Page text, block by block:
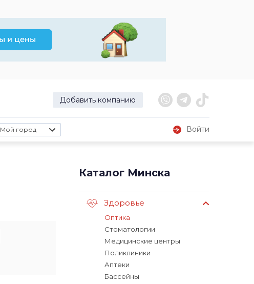
Добавить компанию
Мой город
Войти
Каталог Минска
Здоровье
Оптика
Стоматологии
Медицинские центры
Поликлиники
Аптеки
Бассейны